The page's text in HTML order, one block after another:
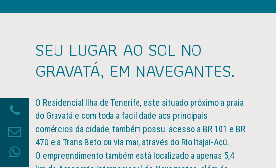
SEU LUGAR AO SOL NO
GRAVATÁ, EM NAVEGANTES.
O Residencial Ilha de Tenerife, este situado próximo a praia
do Gravatá e com toda a facilidade aos principais
comércios da cidade, também possui acesso a BR 101 e BR
470 e a Trans Beto ou via mar, através do Rio Itajaí-Açú.
O empreendimento também está localizado a apenas 5,4